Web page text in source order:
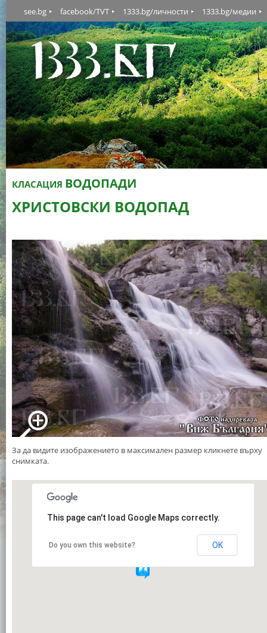
see.bg facebook/TVT 1333.bg/личности 1333.bg/медии
КЛАСАЦИЯ ВОДОПАДИ
ХРИСТОВСКИ ВОДОПАД
За да видите изображението в максимален размер кликнете върху
снимката.
This page can't load Google Maps correctly.
Do you own this website? OK